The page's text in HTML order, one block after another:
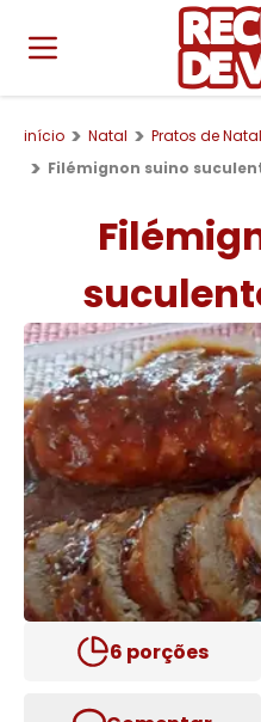
início Natal
Pratos de Natal
Filémignon suino
6 porções